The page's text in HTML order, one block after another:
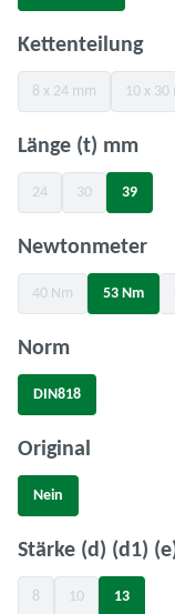
Kettenteilung
8 x 24 mm(Diese Option ist
10 x 30
Länge (t) mm
24(Diese Option ist zurzeit
30(Diese Option
39
Newtonmeter
40 Nm(Diese Option ist
53 Nm
Normauswählen
DIN818
Original
Nein
Stärke (d) (d1)
8(Diese Option ist zurzeit
10
(Diese Option ist
13